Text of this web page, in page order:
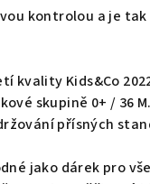
kontrolou a je
kvality Kids&Co
skupině 0+ / 36
přísných
jako dárek pro